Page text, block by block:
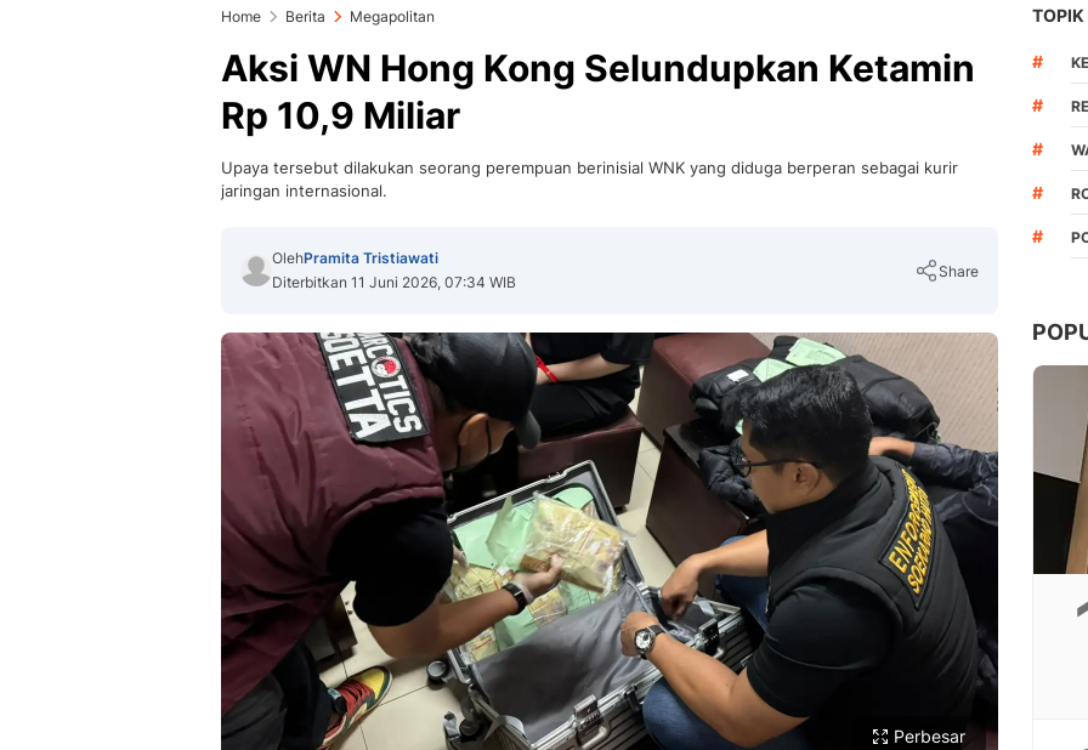
Home Berita Megapolitan
Aksi WN Hong Kong Selundupkan Ketamin
Rp 10,9 Miliar
Upaya tersebut dilakukan seorang perempuan berinisial WNK yang diduga berperan sebagai kurir
jaringan internasional.
OlehPramita Tristiawati
Diterbitkan 11 Juni 2026, 07:34 WIB
Share
Copy Link
Perbesar
TOPIK
#
#
#
#
#